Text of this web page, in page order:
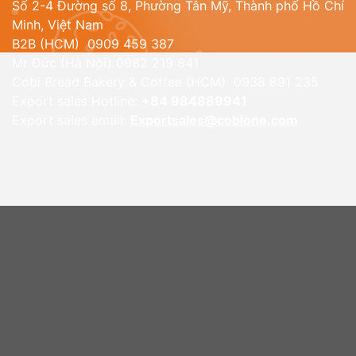
Số 2-4 Đường số 8, Phường Tân Mỹ, Thành phố Hồ Chí
Minh, Việt Nam
B2B (HCM) 0909 459 387